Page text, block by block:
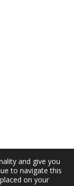
and give you
to navigate this
on your